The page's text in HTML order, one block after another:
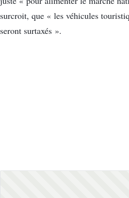
surcroit, que « les véhicules
seront surtaxés ».